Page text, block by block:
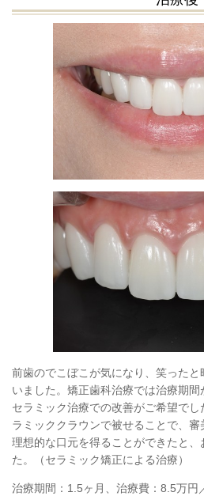
前歯のでこぼこが気になり、笑った
いました。矯正歯科治療では治療期間
セラミック治療での改善がご希望で
ラミッククラウンで被せることで、審
理想的な口元を得ることができたと
た。（セラミック矯正による治療）
治療期間：1.5ヶ月、治療費：8.5万円